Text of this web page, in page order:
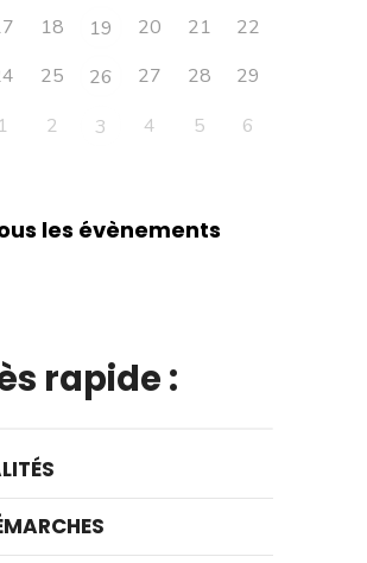
18 19 20 21
22
25 26 27 28
29
1 2 3 4 5 6
les évènements
rapide :